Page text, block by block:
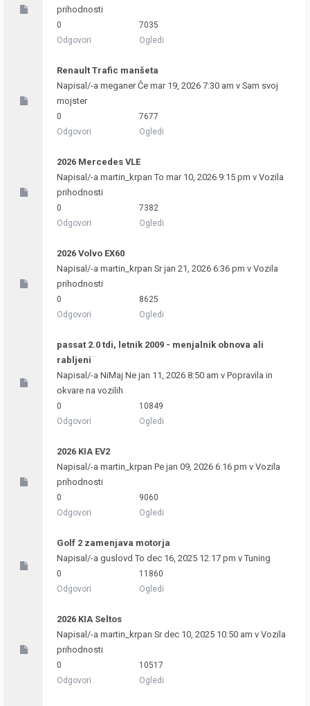
prihodnosti
0
Odgovori
7035
Ogledi
Renault Trafic manšeta
Napisal/-a meganerČe mar 19, 2026 7:30 am v Sam svoj
mojster
0
Odgovori
7677
Ogledi
2026 Mercedes VLE
Napisal/-a martin_krpan To mar 10, 2026 9:15 pm v Vozila
prihodnosti
0
Odgovori
7382
Ogledi
2026 Volvo EX60
Napisal/-a martin_krpan Sr jan 21, 2026 6:36 pm v Vozila
prihodnosti
0
Odgovori
8625
Ogledi
passat 2.0 tdi, letnik 2009 - menjalnik obnova ali
rabljeni
Napisal/-a NiMaj Ne jan 11, 2026 8:50 am v Popravila in
okvare na vozilih
0
Odgovori
10849
Ogledi
2026 KIA EV2
Napisal/-a martin_krpan Pe jan 09, 2026 6:16 pm v Vozila
prihodnosti
0
Odgovori
9060
Ogledi
Golf 2 zamenjava motorja
Napisal/-a guslovd To dec 16, 2025 12:17 pm vTuning
0
Odgovori
11860
Ogledi
2026 KIA Seltos
Napisal/-a martin_krpan Sr dec 10, 2025 10:50 am v Vozila
prihodnosti
0
Odgovori
10517
Ogledi